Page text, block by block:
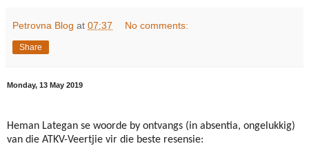
Petrovna Blog at 07:37 No comments:
Share
Monday, 13 May 2019
Heman Lategan se woorde by ontvangs (in absentia, ongelukkig)
van die ATKV-Veertjie vir die beste resensie: